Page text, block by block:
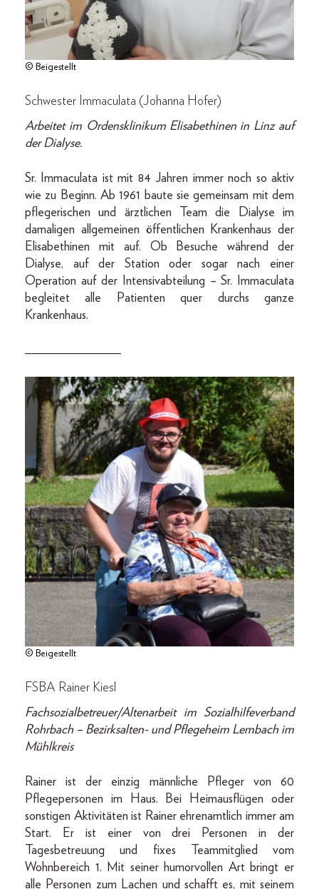
© Beigestellt
Schwester Immaculata (Johanna Hofer)
Arbeitet im Ordensklinikum Elisabethinen in Linz auf
der Dialyse.
Sr. Immaculata ist mit 84 Jahren immer noch so aktiv
wie zu Beginn. Ab 1961 baute sie gemeinsam mit dem
pflegerischen und ärztlichen Team die Dialyse im
damaligen allgemeinen öffentlichen Krankenhaus der
Elisabethinen mit auf. Ob Besuche während der
Dialyse, auf der Station oder sogar nach einer
Operation auf der Intensivabteilung – Sr. Immaculata
begleitet alle Patienten quer durchs ganze
Krankenhaus.
_______________
© Beigestellt
FSBA Rainer Kiesl
Fachsozialbetreuer/Altenarbeit im Sozialhilfeverband
Rohrbach – Bezirksalten- und Pflegeheim Lembach im
Mühlkreis
Rainer ist der einzig männliche Pfleger von 60
Pflegepersonen im Haus. Bei Heimausflügen oder
sonstigen Aktivitäten ist Rainer ehrenamtlich immer am
Start. Er ist einer von drei Personen in der
Tagesbetreuung und fixes Teammitglied vom
Wohnbereich 1. Mit seiner humorvollen Art bringt er
alle Personen zum Lachen und schafft es, mit seinem